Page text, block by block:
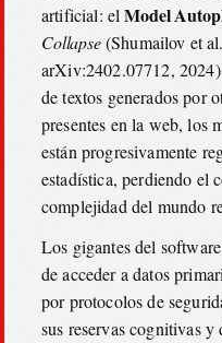
artificial: elModel
Collapse(Shumailov et
arXiv:2402.07712,
de textos generados por
presentes en la web, los
están progresivamente
estadística, perdiendo el
complejidad del mundo
Los gigantes del
de acceder a datos
por protocolos de
sus reservas cognitivas y